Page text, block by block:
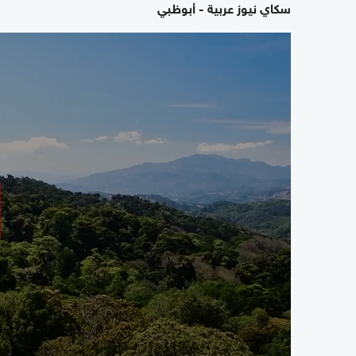
سكاي نيوز عربية - أبوظبي